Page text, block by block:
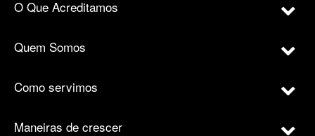
O Que Acreditamos
Quem Somos
Como servimos
Maneiras de crescer